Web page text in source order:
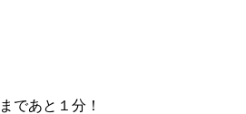
であと１分！